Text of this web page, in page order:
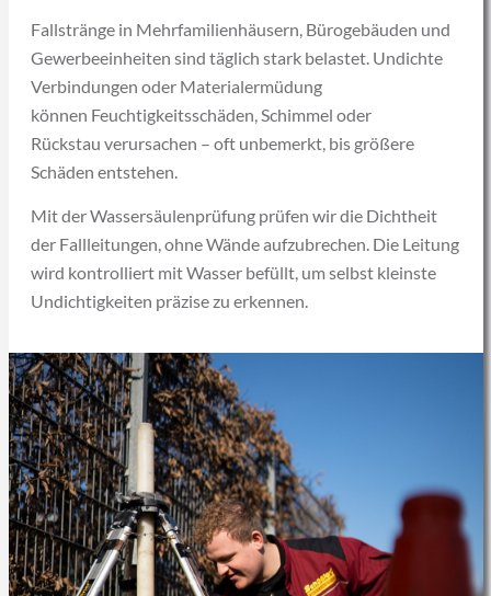
Fallstränge in Mehrfamilienhäusern, Bürogebäuden und
Gewerbeeinheiten sind täglich stark belastet. Undichte
Verbindungen oder Materialermüdung
können Feuchtigkeitsschäden, Schimmel oder
Rückstau verursachen – oft unbemerkt, bis größere
Schäden entstehen.
Mit der Wassersäulenprüfung prüfen wir die Dichtheit
der Fallleitungen, ohne Wände aufzubrechen. Die Leitung
wird kontrolliert mit Wasser befüllt, um selbst kleinste
Undichtigkeiten präzise zu erkennen.